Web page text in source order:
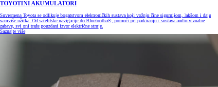
TOYOTINI AKUMULATORI
Suvremena Toyota se odlikuje bogatstvom elektroničkih sustava koji vožnju čine sigurnijom, lakšom i daju
vamviše užitka. Od satelitske navigacije do Bluetootha®, pomoći pri parkiranju i sustava audio-vizualne
zabave, svi oni traže pouzdani izvor električne struje.
Saznajte više